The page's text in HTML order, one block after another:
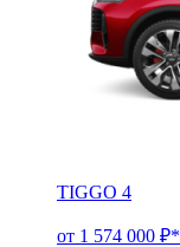
TIGGO 4
от 1 574 000 ₽*